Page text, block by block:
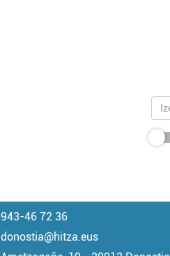
943-46 72 36
donostia@hitza.eus